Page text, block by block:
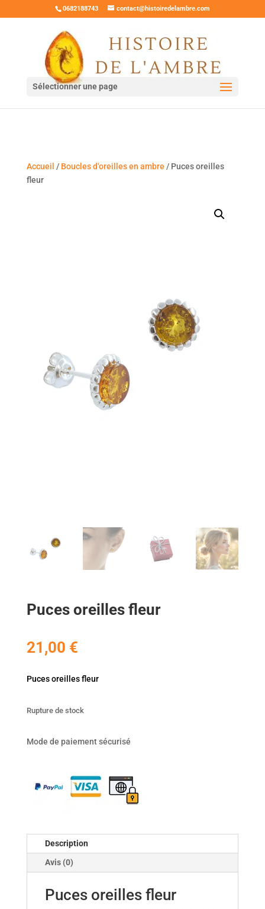
0682188743 contact@histoiredelambre.com
Sélectionner une page
Accueil / Boucles d'oreilles en ambre / Puces oreilles
fleur
Puces oreilles fleur
21,00 €
Puces oreilles fleur
Rupture de stock
Mode de paiement sécurisé
Description
Avis (0)
Puces oreilles fleur